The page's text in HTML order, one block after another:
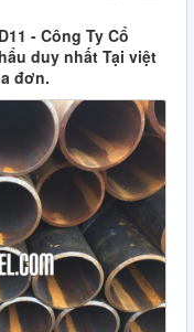
- Công Ty Cổ
duy nhất Tại việt
đơn.